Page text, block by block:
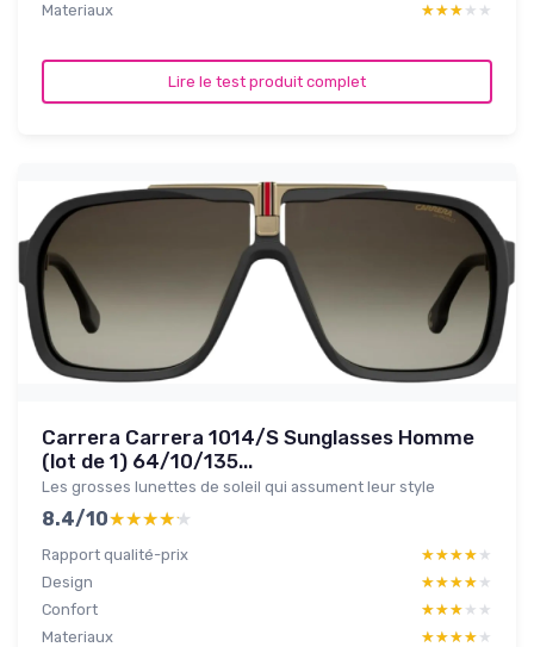
Materiaux
★★★★★
★★★★★
Lire le test produit complet
Carrera Carrera 1014/S Sunglasses Homme
(lot de 1) 64/10/135...
Les grosses lunettes de soleil qui assument leur style
8.4/10★★★★★
★★★★★
Rapport qualité-prix ★★★★★
★★★★★
Design
★★★★★
★★★★★
Confort
★★★★★
★★★★★
Materiaux
★★★★★
★★★★★